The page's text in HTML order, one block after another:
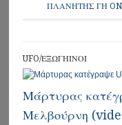
ΠΛΑΝΗΤΗΣ ΓΗ
UFO/ΕΞΩΓΗΙΝΟΙ
Μάρτυρας
Μελβούρνη